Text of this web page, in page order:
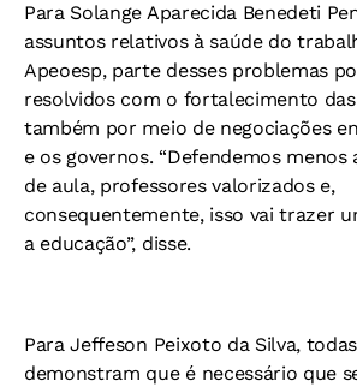
Para Solange Aparecida Benedeti
assuntos relativos à saúde do
Apeoesp, parte desses problemas
resolvidos com o fortalecimento
também por meio de negociações
e os governos. “Defendemos menos
de aula, professores valorizados e,
consequentemente, isso vai trazer
a educação”, disse.
Para Jeffeson Peixoto da Silva,
demonstram que é necessário que